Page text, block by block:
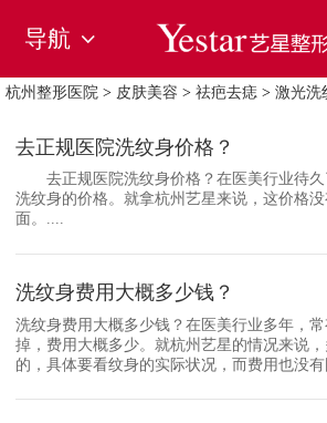
导航
杭州整形医院 > 皮肤美容 > 祛疤去痣 > 激光洗
去正规医院洗纹身价格？
去正规医院洗纹身价格？在医美行业待久
洗纹身的价格。就拿杭州艺星来说，这价格
面。....
洗纹身费用大概多少钱？
洗纹身费用大概多少钱？在医美行业多年，
掉，费用大概多少。就杭州艺星的情况来说
的，具体要看纹身的实际状况，而费用也没有